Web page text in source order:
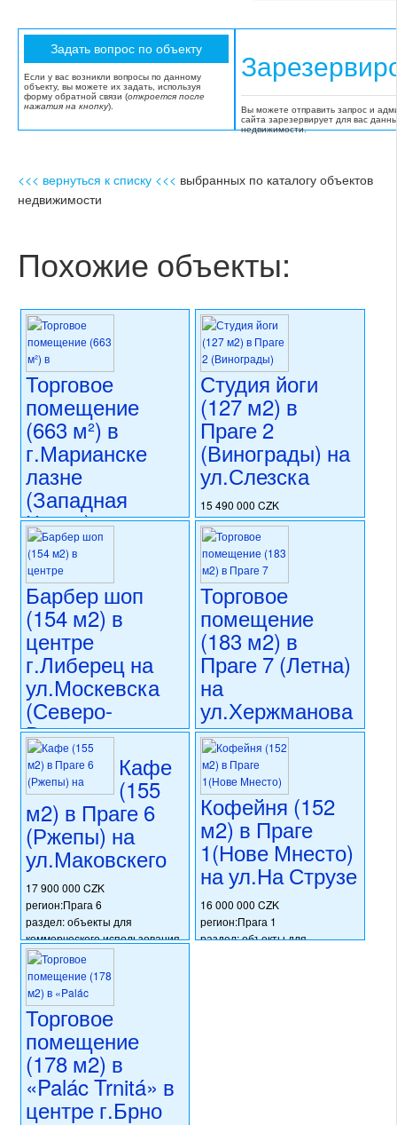
Если у вас возникли вопросы по данному
объекту, вы можете их задать, используя
форму обратной связи (откроется после
нажатия на кнопку).
Вы можете отправить запрос и
сайта зарезервирует для вас
недвижимости.
<<< вернуться к списку <<< выбранных по каталогу объектов
недвижимости
Похожие объекты:
Торговое
помещение
(663 м²) в
г.Марианске
лазне
(Западная
Чехия) на
ул.Главни
Тржида
16 900 000 CZK
регион:Западная Чехия
раздел: объекты для
коммерческого использования
состояние: стандарт
номер объекта:20723
Студия йоги
(127 м2) в
Праге 2
(Винограды) на
ул.Слезска
15 490 000 CZK
регион:Прага 2
раздел: объекты для
коммерческого использования
состояние: стандарт
номер объекта:20689
Барбер шоп
(154 м2) в
центре
г.Либерец на
ул.Москевска
(Северо-
Восточная
Чехия)
16 000 000 CZK
регион:Северо-Восточная
Чехия
раздел: объекты для
коммерческого использования
состояние: стандарт
номер объекта:
Торговое
помещение
(183 м2) в
Праге 7 (Летна)
на
ул.Хержманова
20 424 000 CZK
регион:Прага 7
раздел: объекты для
коммерческого использования
состояние: требуется
капитальная реконструкция
номер объекта:20548
Кафе
(155
м2) в Праге 6
(Ржепы) на
ул.Маковскего
17 900 000 CZK
регион:Прага 6
раздел: объекты для
коммерческого использования
состояние: стандарт
номер объекта:20502
Кофейня (152
м2) в Праге
1(Нове Мнесто)
на ул.На Струзе
16 000 000 CZK
регион:Прага 1
раздел: объекты для
Торговое
помещение
(178 м2) в
«Palác Trnitá» в
центре г.Брно